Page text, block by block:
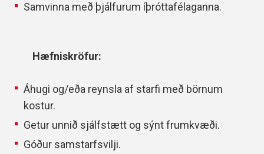
Samvinna með þjálfurum íþróttafélaganna.
Hæfniskröfur:
Áhugi og/eða reynsla af starfi með börnum
kostur.
Getur unnið sjálfstætt og sýnt frumkvæði.
Góður samstarfsvilji.